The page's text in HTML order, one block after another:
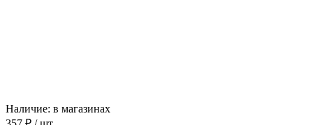
Наличие: в магазинах